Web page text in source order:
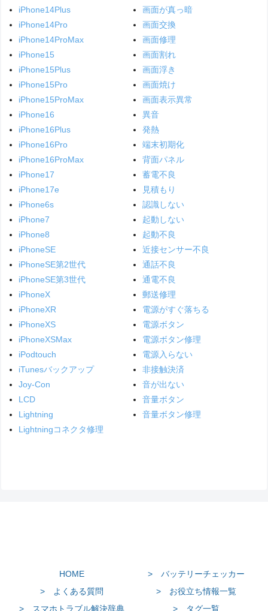
iPhone14Plus
iPhone14Pro
iPhone14ProMax
iPhone15
iPhone15Plus
iPhone15Pro
iPhone15ProMax
iPhone16
iPhone16Plus
iPhone16Pro
iPhone16ProMax
iPhone17
iPhone17e
iPhone6s
iPhone7
iPhone8
iPhoneSE
iPhoneSE第2世代
iPhoneSE第3世代
iPhoneX
iPhoneXR
iPhoneXS
iPhoneXSMax
iPodtouch
iTunesバックアップ
Joy-Con
LCD
Lightning
Lightningコネクタ修理
画面が真っ暗
画面交換
画面修理
画面割れ
画面浮き
画面焼け
画面表示異常
異音
発熱
端末初期化
背面パネル
蓄電不良
見積もり
認識しない
起動しない
起動不良
近接センサー不良
通話不良
通電不良
郵送修理
電源がすぐ落ちる
電源ボタン
電源ボタン修理
電源入らない
非接触決済
音が出ない
音量ボタン
音量ボタン修理
HOME
> バッテリーチェッカー
> よくある質問
> お役立ち情報一覧
> スマホトラブル解決辞典
> タグ一覧